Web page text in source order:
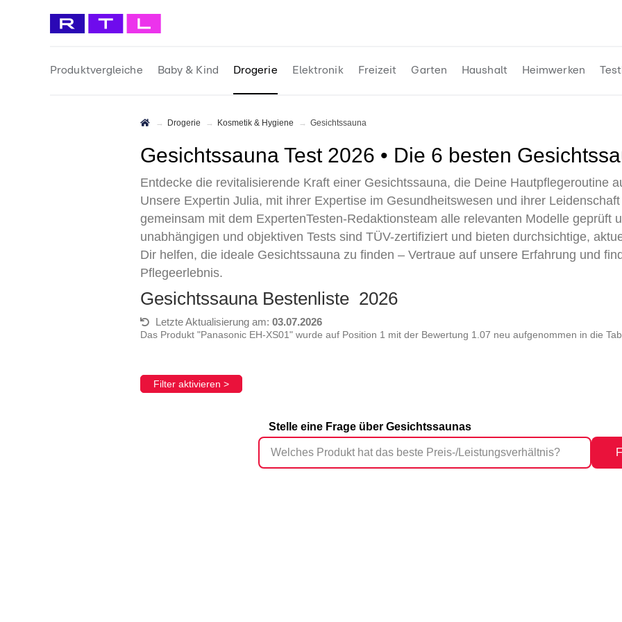
Produktvergleiche Baby & Kind Drogerie Elektronik Freizeit Garten Haushalt Heimwerken
Drogerie Kosmetik & Hygiene Gesichtssauna
Gesichtssauna Test 2026 • Die 6 besten
Entdecke die revitalisierende Kraft einer Gesichtssauna, die Deine Hautpflegeroutine
Unsere Expertin Julia, mit ihrer Expertise im Gesundheitswesen und ihrer
gemeinsam mit dem ExpertenTesten-Redaktionsteam alle relevanten Modelle geprüft
unabhängigen und objektiven Tests sind TÜV-zertifiziert und bieten durchsichtige,
Dir helfen, die ideale Gesichtssauna zu finden – Vertraue auf unsere Erfahrung und
Pflegeerlebnis.
Gesichtssauna Bestenliste 2026
Letzte Aktualisierung am: 03.07.2026
Das Produkt "Panasonic EH-XS01" wurde auf Position 1 mit der Bewertung 1.07 neu aufgenommen in die
Filter aktivieren >
Stelle eine Frage über Gesichtssaunas